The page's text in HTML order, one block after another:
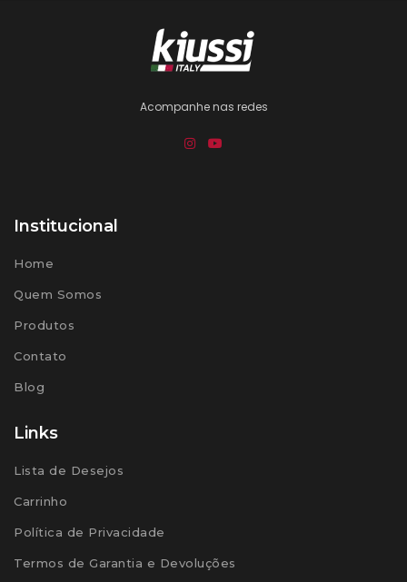
Acompanhe nas redes
Institucional
Home
Quem Somos
Produtos
Contato
Blog
Links
Lista de Desejos
Carrinho
Política de Privacidade
Termos de Garantia e Devoluções